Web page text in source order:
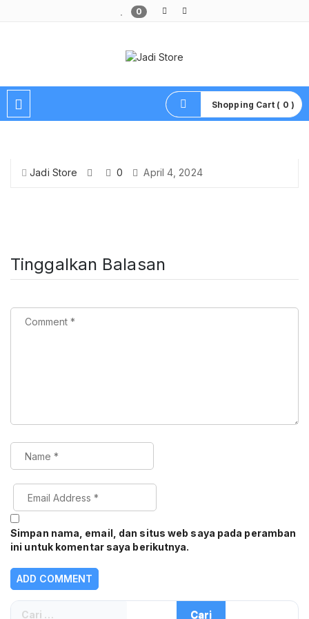
0
Shopping Cart ( 0 )
Jadi Store 0 April 4, 2024
Tinggalkan Balasan
Simpan nama, email, dan situs web saya pada peramban
ini untuk komentar saya berikutnya.
Cari